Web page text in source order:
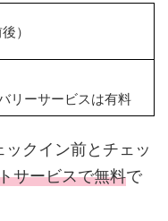
）
リーサービスは有料
クイン前とチェッ
サービスで無料で